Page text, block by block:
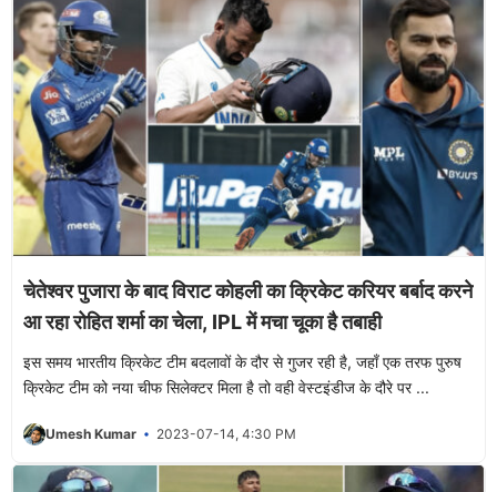
चेतेश्वर पुजारा के बाद विराट कोहली का क्रिकेट करियर बर्बाद करने
आ रहा रोहित शर्मा का चेला, IPL में मचा चूका है तबाही
इस समय भारतीय क्रिकेट टीम बदलावों के दौर से गुजर रही है, जहाँ एक तरफ पुरुष
क्रिकेट टीम को नया चीफ सिलेक्टर मिला है तो वही वेस्टइंडीज के दौरे पर ...
Umesh Kumar 2023-07-14, 4:30 PM